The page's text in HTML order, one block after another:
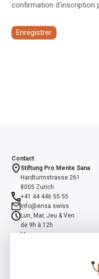
confirmation d'inscription
Enregistrer
Contact
Stiftung Pro Mente Sana
Hardturmstrasse 261
8005 Zurich
+41 44 446 55 55
info@ensa.swiss
Lun, Mar, Jeu & Ven
de 9h à 12h
Mer